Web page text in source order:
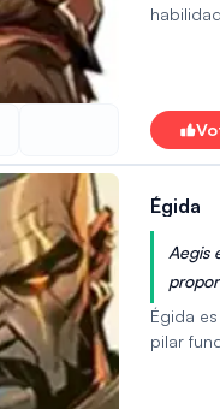
al daño
valioso
Égida
Aegis
Égida
pilar